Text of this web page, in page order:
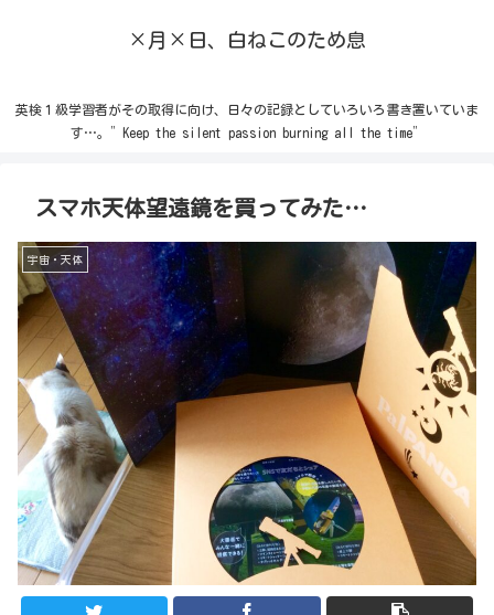
×月×日、白ねこのため息
英検１級学習者がその取得に向け、日々の記録としていろいろ書き置いていま
す…。”Keep the silent passion burning all the time”
スマホ天体望遠鏡を買ってみた…
宇宙・天体